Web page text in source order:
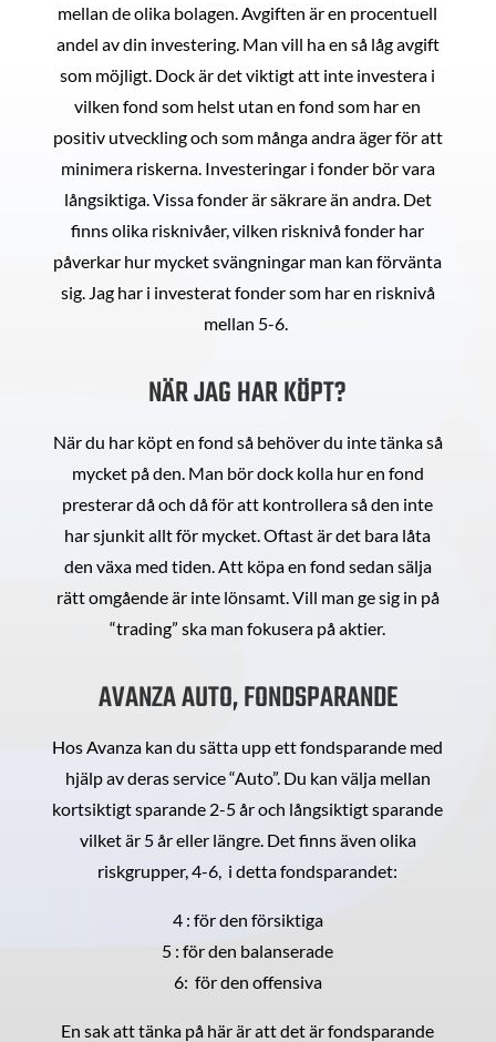
mellan de olika bolagen. Avgiften är en procentuell
andel av din investering. Man vill ha en så låg avgift
som möjligt. Dock är det viktigt att inte investera i
vilken fond som helst utan en fond som har en
positiv utveckling och som många andra äger för att
minimera riskerna. Investeringar i fonder bör vara
långsiktiga. Vissa fonder är säkrare än andra. Det
finns olika risknivåer, vilken risknivå fonder har
påverkar hur mycket svängningar man kan förvänta
sig. Jag har i investerat fonder som har en risknivå
mellan 5-6.
NÄR JAG HAR KÖPT?
När du har köpt en fond så behöver du inte tänka så
mycket på den. Man bör dock kolla hur en fond
presterar då och då för att kontrollera så den inte
har sjunkit allt för mycket. Oftast är det bara låta
den växa med tiden. Att köpa en fond sedan sälja
rätt omgående är inte lönsamt. Vill man ge sig in på
“trading” ska man fokusera på aktier.
AVANZA AUTO, FONDSPARANDE
Hos Avanza kan du sätta upp ett fondsparande med
hjälp av deras service “Auto”. Du kan välja mellan
kortsiktigt sparande 2-5 år och långsiktigt sparande
vilket är 5 år eller längre. Det finns även olika
riskgrupper, 4-6, i detta fondsparandet:
4 : för den försiktiga
5 : för den balanserade
6: för den offensiva
En sak att tänka på här är att det är fondsparande